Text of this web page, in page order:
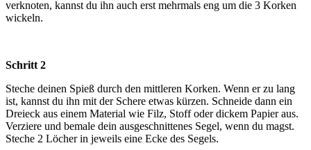
verknoten, kannst du ihn auch erst mehrmals eng um die 3 Korken
wickeln.
Schritt 2
Steche deinen Spieß durch den mittleren Korken. Wenn er zu lang
ist, kannst du ihn mit der Schere etwas kürzen. Schneide dann ein
Dreieck aus einem Material wie Filz, Stoff oder dickem Papier aus.
Verziere und bemale dein ausgeschnittenes Segel, wenn du magst.
Steche 2 Löcher in jeweils eine Ecke des Segels.